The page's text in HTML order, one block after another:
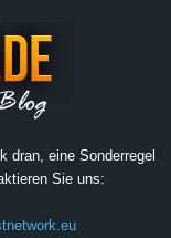
dran, eine Sonderregel
Sie uns: